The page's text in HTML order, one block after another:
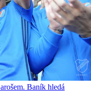
Baník hledá